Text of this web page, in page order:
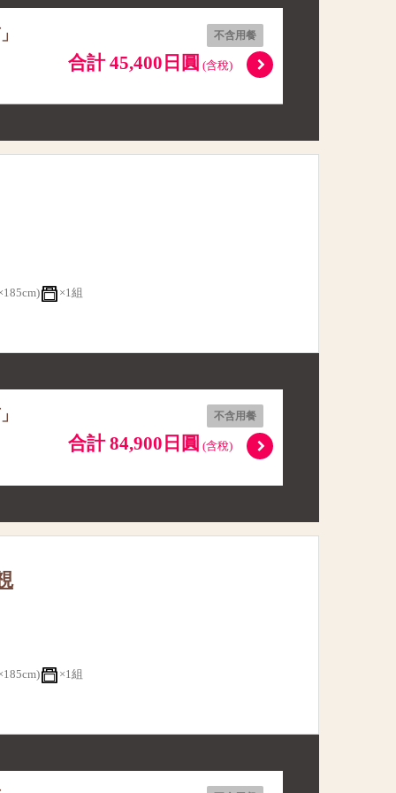
不含用餐
合計 45,400日圓 (含稅)
×1組
不含用餐
合計 84,900日圓 (含稅)
×1組